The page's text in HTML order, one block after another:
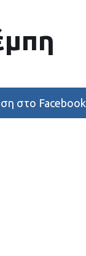
στο Facebook